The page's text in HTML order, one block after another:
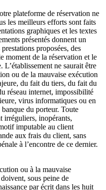
plateforme de réservation ne
les meilleurs efforts sont faits
graphiques et les textes
présentés donnent un
proposées, des
moment de la réservation et le
ne saurait être
ou de la mauvaise exécution
du fait du tiers, du fait du
réseau internet, impossibilité
virus informatiques ou en
du porteur. Toute
irréguliers, inopérants,
imputable au client
aux frais du client, sans
à l’encontre de ce dernier.
ou à la mauvaise
sous peine de
par écrit dans les huit